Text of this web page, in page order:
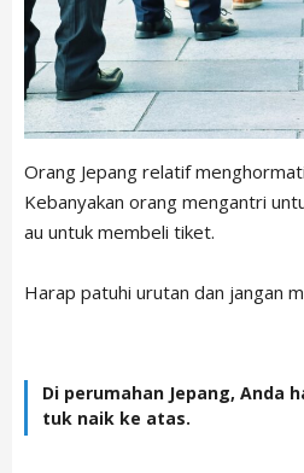
Orang Jepang relatif
Kebanyakan orang mengantri
au untuk membeli tiket.
Harap patuhi urutan dan jangan
Di perumahan Jepang, Anda
tuk naik ke atas.